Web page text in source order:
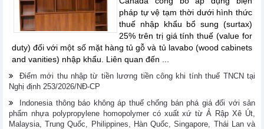
pháp tự vệ tạm thời dưới hình thức
thuế nhập khẩu bổ sung (surtax)
25% trên trị giá tính thuế (value for
duty) đối với một số mặt hàng tủ gỗ và tủ lavabo (wood cabinets
and vanities) nhập khẩu. Liên quan đến ...
Điểm mới thu nhập từ tiền lương tiền công khi tính thuế TNCN tại
Nghị định 253/2026/NĐ-CP
Indonesia thông báo không áp thuế chống bán phá giá đối với sản
phẩm nhựa polypropylene homopolymer có xuất xứ từ Ả Rập Xê Út,
Malaysia, Trung Quốc, Philippines, Hàn Quốc, Singapore, Thái Lan và